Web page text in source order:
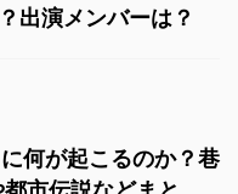
出演メンバーは？
何が起こるのか？巷